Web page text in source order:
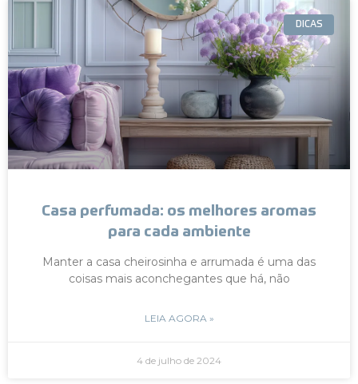
DICAS
Casa perfumada: os melhores aromas
para cada ambiente
Manter a casa cheirosinha e arrumada é uma das
coisas mais aconchegantes que há, não
LEIA AGORA »
4 de julho de 2024